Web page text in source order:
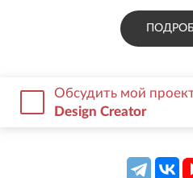
Обсудить мой
Design Creator